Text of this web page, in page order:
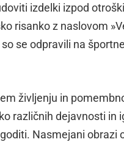
izdelki izpod
risanko z naslovom
se odpravili na
življenju in
različnih dejavnosti
Nasmejani